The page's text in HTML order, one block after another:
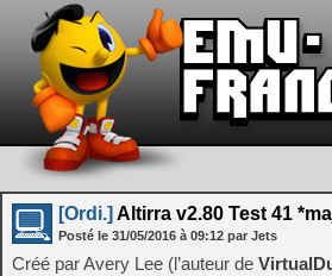
[Ordi.] Altirra v2.80 Test 41
Posté le 31/05/2016 à 09:12 par Jets
Créé par Avery Lee (l’auteur de